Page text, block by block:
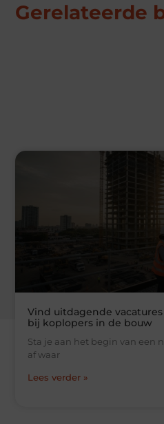
Gerelateerde
Vind uitdagende
bij koplopers in de bouw
Sta je aan het begin van een
af waar
Lees verder »